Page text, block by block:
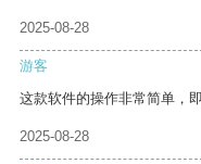
2025-08-28
游客
这款软件的操作非常简单，
2025-08-28